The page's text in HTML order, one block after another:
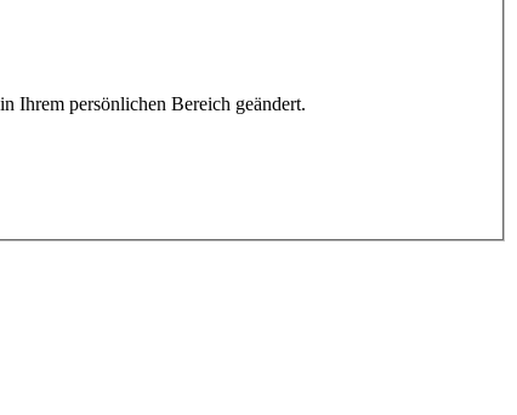
Ihrem persönlichen Bereich geändert.